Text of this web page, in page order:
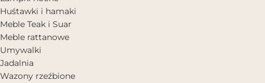
Huśtawki i hamaki
Meble Teak i Suar
Meble rattanowe
Umywalki
Jadalnia
Wazony rzeźbione